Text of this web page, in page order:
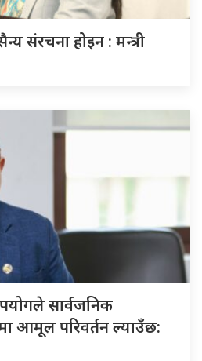
संरचना होइन : मन्त्री
सार्वजनिक
आमूल परिवर्तन ल्याउँछ: